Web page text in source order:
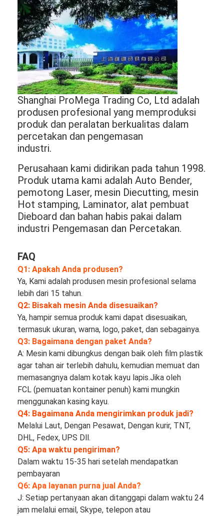
mati peralatan pemotongan
Mesin Auto Bender
mesin laminating industri
Buku membuat mesin
Mesin Kemasan otomatis
Otomatis Mesin Percetakan
Posting Tekan Peralatan
Perlengkapan lainnya
Mesin laser menandai
Paper Bag Forming Machine
Shanghai ProMega Trading Co, Ltd adalah
produsen profesional yang memproduksi
produk dan peralatan berkualitas dalam
percetakan dan pengemasan
industri.
Perusahaan kami didirikan pada tahun 1998.
Produk utama kami adalah Auto Bender,
pemotong Laser, mesin Diecutting, mesin
Hot stamping, Laminator, alat pembuat
Dieboard dan bahan habis pakai dalam
industri Pengemasan dan Percetakan.
FAQ
Q1: Apakah Anda produsen?
Ya, Kami adalah produsen mesin profesional selama
lebih dari 15 tahun.
Q2: Bisakah mesin Anda disesuaikan?
Ya, hampir semua produk kami dapat disesuaikan,
termasuk ukuran, warna, logo, paket, dan sebagainya.
Q3: Bagaimana dengan paket Anda?
A: Mesin kami dibungkus dengan baik oleh film plastik
agar tahan air terlebih dahulu, kemudian memuat dan
memasangnya dalam kotak kayu lapis.Jika oleh
FCL (pemuatan kontainer penuh) kami mungkin
menggunakan kasing kayu.
Q4: Bagaimana Anda mengirimkan produk jadi?
Melalui Laut, Dengan Pesawat, Dengan kurir, TNT,
DHL, Fedex, UPS Dll.
Q5: Apa waktu pengiriman?
Dalam waktu 15-35 hari setelah mendapatkan
pembayaran
Q6: Apa layanan purna jual Anda?
J: Setiap pertanyaan akan ditanggapi dalam waktu 24
jam melalui email, Skype, telepon atau